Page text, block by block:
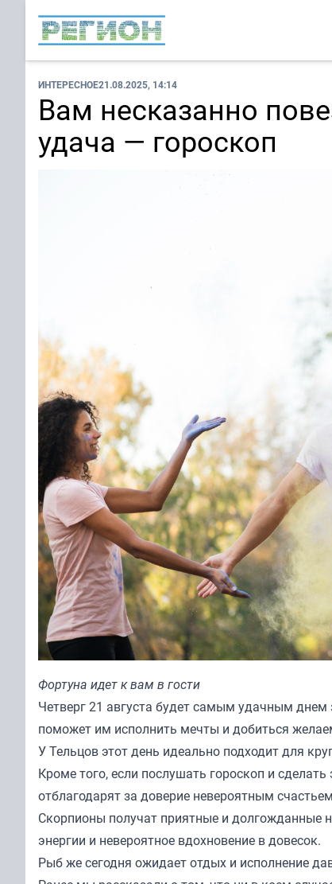
ИНТЕРЕСНОЕ21.08.2025, 14:14
Вам несказанно
удача — гороскоп
Фортуна идет к вам в гости
Четверг 21 августа будет самым удачным днем
поможет им исполнить мечты и добиться
У Тельцов этот день идеально подходит для
Кроме того, если послушать гороскоп и
отблагодарят за доверие невероятным
Скорпионы получат приятные и долгожданные
энергии и невероятное вдохновение в довесок.
Рыб же сегодня ожидает отдых и исполнение